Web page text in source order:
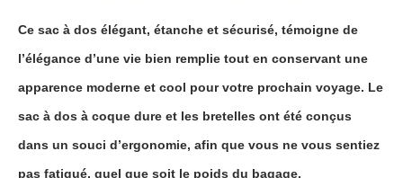
Ce sac à dos élégant, étanche et sécurisé, témoigne de
l’élégance d’une vie bien remplie tout en conservant une
apparence moderne et cool pour votre prochain voyage. Le
sac à dos à coque dure et les bretelles ont été conçus
dans un souci d’ergonomie, afin que vous ne vous sentiez
pas fatigué, quel que soit le poids du bagage.